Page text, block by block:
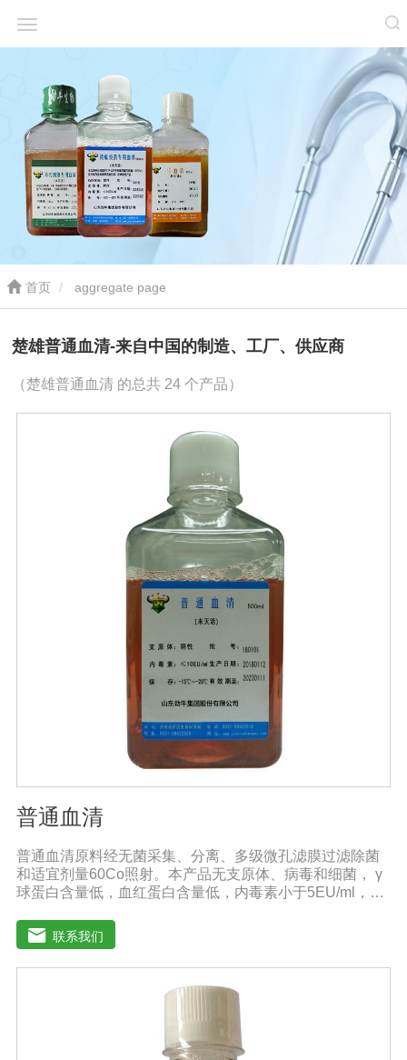
首页 aggregate page
楚雄普通血清-来自中国的制造、工厂、供应商
（楚雄普通血清 的总共 24 个产品）
普通血清
普通血清原料经无菌采集、分离、多级微孔滤膜过滤除菌
和适宜剂量60Co照射。本产品无支原体、病毒和细菌， γ
球蛋白含量低，血红蛋白含量低，内毒素小于5EU/ml，具
扩增及单克隆抗体的制备和疫苗的研制及生产。质量标
准：符合《中华人民共和国兽药典》2020版质量标准。规
格：500ml/瓶保存：-15℃―-20℃有效期：5年注意事
项：解冻：采用逐步解冻法（ -20℃→2-8℃→ 室温），可
减少沉淀的产生使血清质量不会受到影响。
联系我们